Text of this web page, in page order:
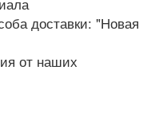
доставки: "Новая
от наших